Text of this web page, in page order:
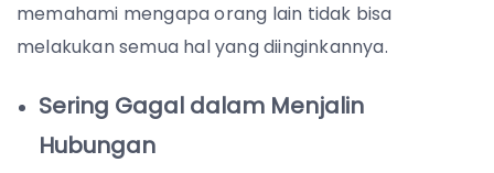
memahami mengapa orang lain tidak bisa
melakukan semua hal yang diinginkannya.
Sering Gagal dalam Menjalin
Hubungan